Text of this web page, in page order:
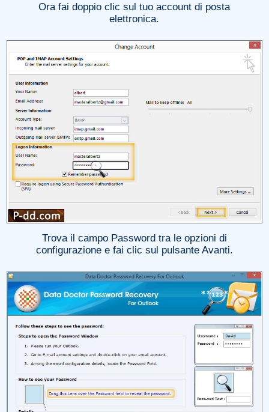
Ora fai doppio clic sul tuo account di posta
elettronica.
Trova il campo Password tra le opzioni di
configurazione e fai clic sul pulsante Avanti.